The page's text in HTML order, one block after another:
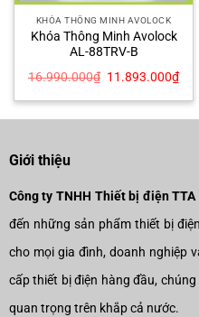
KHÓA THÔNG MINH AVOLOCK
Khóa Thông Minh Avolock
AL-88TRV-B
16.990.000₫ Giá
là:
11.893.000₫Giá
hiện
tại
Giới thiệu
Công ty TNHH Thiết bị điện
đến những sản phẩm thiết bị
cho mọi gia đình, doanh nghiệp
cấp thiết bị điện hàng đầu,
quan trọng trên khắp cả nước.